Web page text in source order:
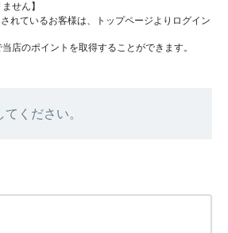
せん】
れているお客様は、トップページよりログイン
店のポイントを取得することができます。
ください。